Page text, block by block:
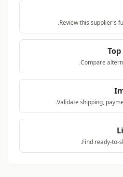
Review this supplier's
Compare
Validate shipping,
Find ready-to-